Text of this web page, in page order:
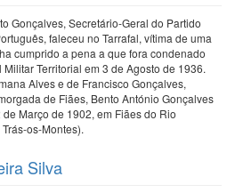
Gonçalves, Secretário-Geral do Partido
faleceu no Tarrafal, vítima de uma
cumprido a pena a que fora condenado
Militar Territorial em 3 de Agosto de 1936.
Alves e de Francisco Gonçalves,
de Fiães, Bento António Gonçalves
Março de 1902, em Fiães do Rio
os-Montes).
Silva